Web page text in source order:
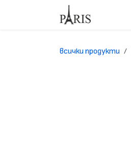
Преминете към съдържание
всички продукти